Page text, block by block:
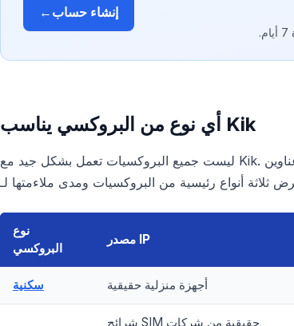
إنشاء حساب ←
أي نوع من البروكسي يناسب Kik
ليست جميع البروكسيات تعمل بشكل جيد مع Kik. لقد تعلمت المنصة التعرف على عناوين IP الخاصة بالخوادم الرخيصة
نوع
البروكسي
مصدر IP
سكنية أجهزة منزلية حقيقية
شرائح SIM حقيقية من شركات